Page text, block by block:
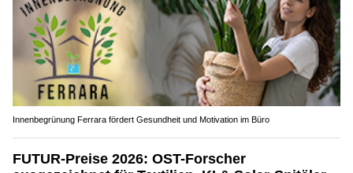
Innenbegrünung Ferrara fördert Gesundheit und Motivation im Büro
FUTUR-Preise 2026: OST-Forscher